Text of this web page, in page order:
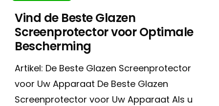
Vind de Beste Glazen
Screenprotector voor Optimale
Bescherming
Artikel: De Beste Glazen Screenprotector
voor Uw Apparaat De Beste Glazen
Screenprotector voor Uw Apparaat Als u